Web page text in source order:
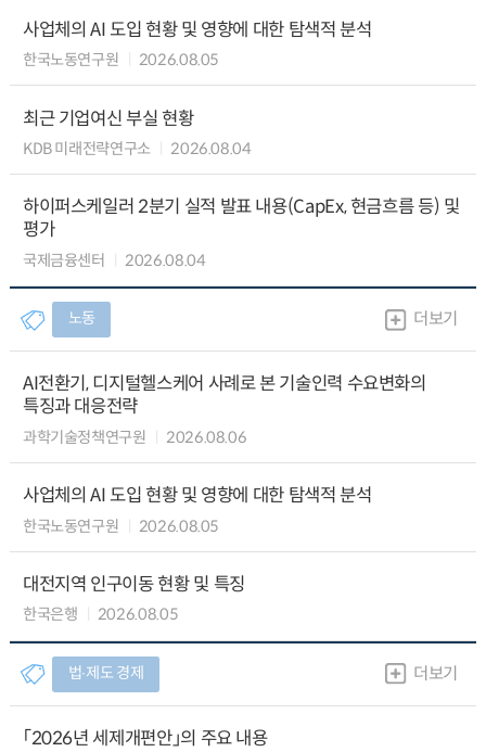
사업체의 AI 도입 현황 및 영향에 대한 탐색적 분석
한국노동연구원 2026.08.05
최근 기업여신 부실 현황
KDB 미래전략연구소 2026.08.04
하이퍼스케일러 2분기 실적 발표 내용(CapEx, 현금흐름 등) 및
평가
국제금융센터 2026.08.04
노동 더보기
AI전환기, 디지털헬스케어 사례로 본 기술인력 수요변화의
특징과 대응전략
과학기술정책연구원 2026.08.06
사업체의 AI 도입 현황 및 영향에 대한 탐색적 분석
한국노동연구원 2026.08.05
대전지역 인구이동 현황 및 특징
한국은행 2026.08.05
법∙제도 경제 더보기
「2026년 세제개편안」의 주요 내용